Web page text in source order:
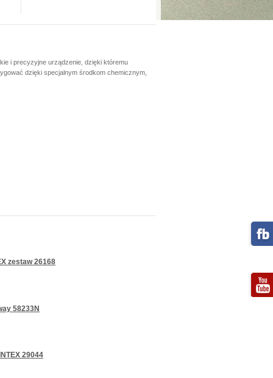
i precyzyjne urządzenie, dzięki któremu
dzięki specjalnym środkom chemicznym,
zestaw 26168
58233N
29044